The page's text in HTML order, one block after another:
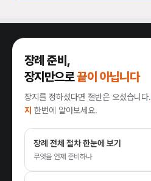
장례 준비,
장지만으로끝이 아닙니다
장지를 정하셨다면 절반은 오셨습니다.
지 한번에 알아보세요.
장례 전체 절차 한눈에 보기
무엇을 언제 준비하나